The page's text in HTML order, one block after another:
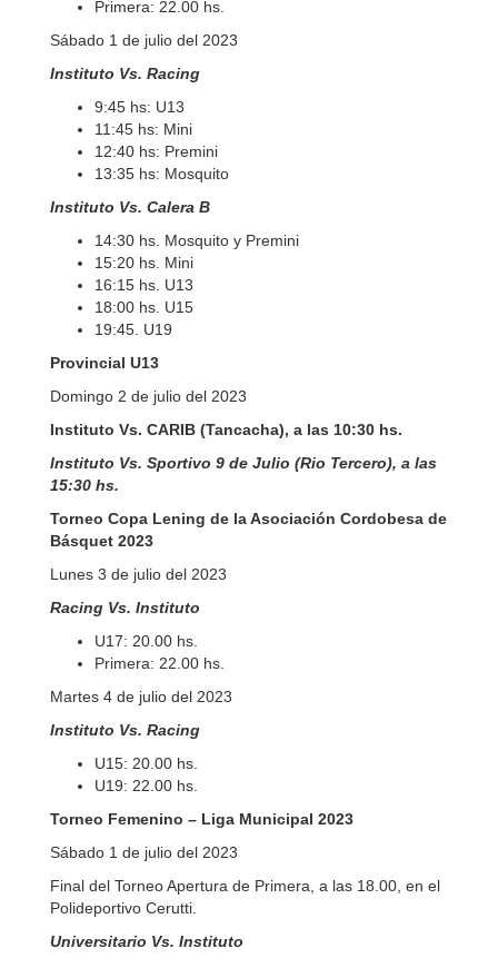
Primera: 22.00 hs.
Sábado 1 de julio del 2023
Instituto Vs. Racing
9:45 hs: U13
11:45 hs: Mini
12:40 hs: Premini
13:35 hs: Mosquito
Instituto Vs. Calera B
14:30 hs. Mosquito y Premini
15:20 hs. Mini
16:15 hs. U13
18:00 hs. U15
19:45. U19
Provincial U13
Domingo 2 de julio del 2023
Instituto Vs. CARIB (Tancacha), a las 10:30 hs.
Instituto Vs. Sportivo 9 de Julio (Rio Tercero), a las
15:30 hs.
Torneo Copa Lening de la Asociación Cordobesa de
Básquet 2023
Lunes 3 de julio del 2023
Racing Vs. Instituto
U17: 20.00 hs.
Primera: 22.00 hs.
Martes 4 de julio del 2023
Instituto Vs. Racing
U15: 20.00 hs.
U19: 22.00 hs.
Torneo Femenino – Liga Municipal 2023
Sábado 1 de julio del 2023
Final del Torneo Apertura de Primera, a las 18.00, en el
Polideportivo Cerutti.
Universitario Vs. Instituto